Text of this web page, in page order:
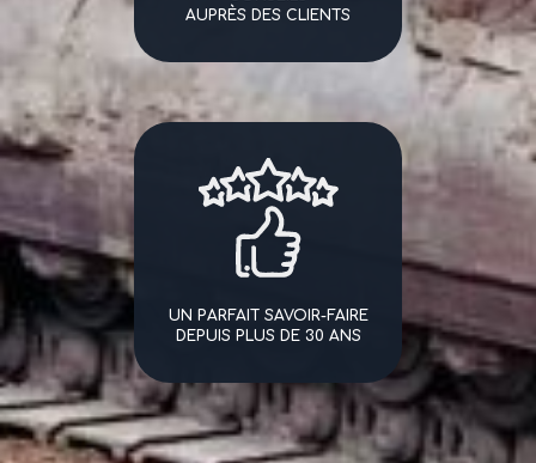
AUPRÈS DES CLIENTS
UN PARFAIT SAVOIR-FAIRE
DEPUIS PLUS DE 30 ANS